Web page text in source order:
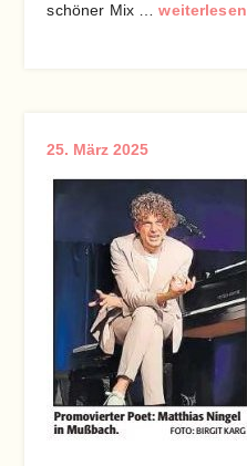
schöner Mix …weiterlesen
25. März 2025